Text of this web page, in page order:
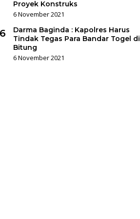
Proyek Konstruks
6 November 2021
Darma Baginda : Kapolres Harus
Tindak Tegas Para Bandar Togel di
Bitung
6 November 2021